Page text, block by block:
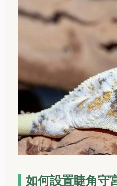
如何設置睫角守